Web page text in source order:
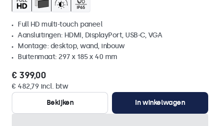
Full HD multi-touch paneel
Aansluitingen: HDMI, DisplayPort, USB-C, VGA
Montage: desktop, wand, inbouw
Buitenmaat: 297 x 185 x 40 mm
€ 399,00
€ 482,79 incl. btw
Bekijken
In winkelwagen